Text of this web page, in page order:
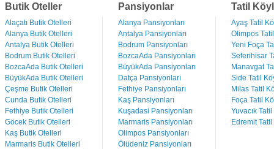
Butik Oteller
Alaçatı Butik Otelleri
Alanya Butik Otelleri
Antalya Butik Otelleri
Bodrum Butik Otelleri
BozcaAda Butik Otelleri
BüyükAda Butik Otelleri
Çeşme Butik Otelleri
Cunda Butik Otelleri
Fethiye Butik Otelleri
Göcek Butik Otelleri
Kaş Butik Otelleri
Marmaris Butik Otelleri
Pansiyonlar
Alanya Pansiyonları
Antalya Pansiyonları
Bodrum Pansiyonları
BozcaAda Pansiyonları
BüyükAda Pansiyonları
Datça Pansiyonları
Fethiye Pansiyonları
Kaş Pansiyonları
Kuşadasi Pansiyonları
Marmaris Pansiyonları
Olimpos Pansiyonları
Ölüdeniz Pansiyonları
Tatil
Ayaş Tatil
Olimpos
Yeni Foça
Seferihisar
Manavgat
Side Tatil
Milas Tatil
Foça Tatil
Yuvacık
Edremit